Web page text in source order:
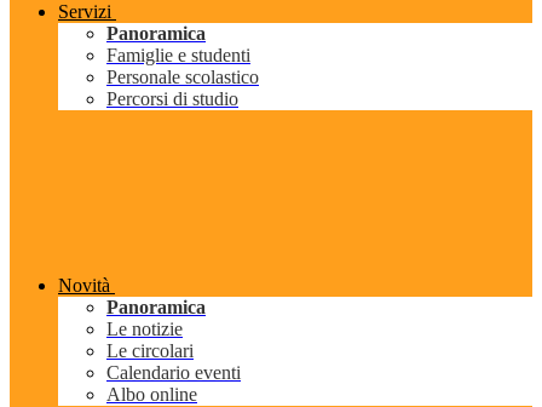
Servizi
Panoramica
Famiglie e studenti
Personale scolastico
Percorsi di studio
Novità
Panoramica
Le notizie
Le circolari
Calendario eventi
Albo online